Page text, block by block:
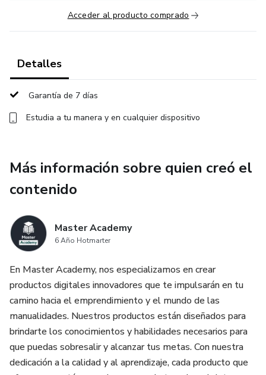
- Totalmente en Español: Instrucciones claras y precisas
en tu idioma, sin errores de traducción que arruinen tu
- Calidad Premium y Actualizada: No son los patrones de
siempre. Aquí encontrarás diseños modernos que son
Acceder al producto comprado
Detalles
Garantía de 7 días
Estudia a tu manera y en cualquier dispositivo
Más información sobre quien creó el
contenido
Master Academy
6 Año Hotmarter
En Master Academy, nos especializamos en crear
productos digitales innovadores que te impulsarán en tu
camino hacia el emprendimiento y el mundo de las
manualidades. Nuestros productos están diseñados para
brindarte los conocimientos y habilidades necesarios para
que puedas sobresalir y alcanzar tus metas. Con nuestra
dedicación a la calidad y al aprendizaje, cada producto que